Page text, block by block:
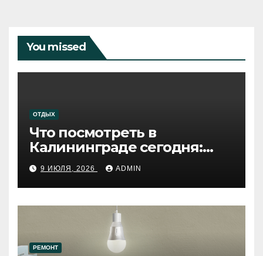
You missed
ОТДЫХ
Что посмотреть в
Калининграде сегодня:
путеводитель по самому
западному городу России
9 ИЮЛЯ, 2026 ADMIN
РЕМОНТ